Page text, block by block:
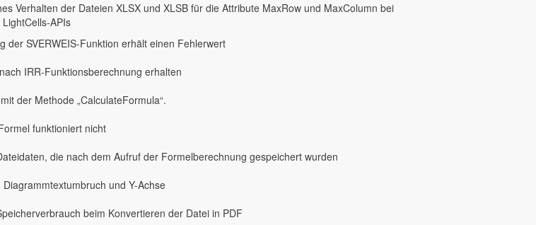
Verhalten der Dateien XLSX und XLSB für die Attribute MaxRow und MaxColumn bei
APIs
der SVERWEIS-Funktion erhält einen Fehlerwert
IRR-Funktionsberechnung erhalten
der Methode „CalculateFormula“.
funktioniert nicht
die nach dem Aufruf der Formelberechnung gespeichert wurden
Diagrammtextumbruch und Y-Achse
beim Konvertieren der Datei in PDF